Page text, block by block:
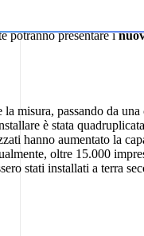
potranno presentare i
misura, passando da
è stata
hanno aumentato la
oltre 15.000
stati installati a terra